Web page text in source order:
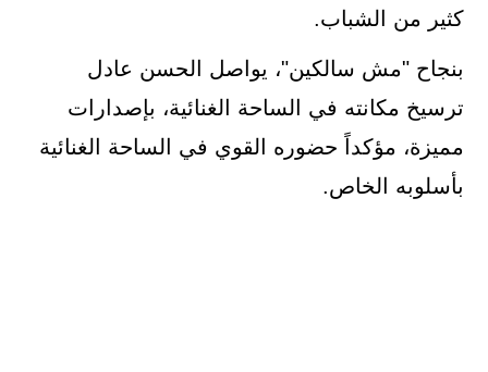
كثير من الشباب.
بنجاح "مش سالكين"، يواصل الحسن عادل
ترسيخ مكانته في الساحة الغنائية، بإصدارات
مميزة، مؤكداً حضوره القوي في الساحة الغنائية
بأسلوبه الخاص.